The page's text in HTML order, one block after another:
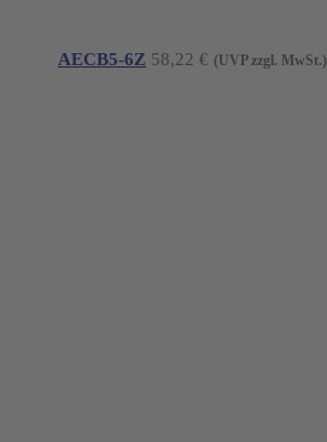
AECB5-6Z 58,22 € (UVP zzgl. MwSt.)